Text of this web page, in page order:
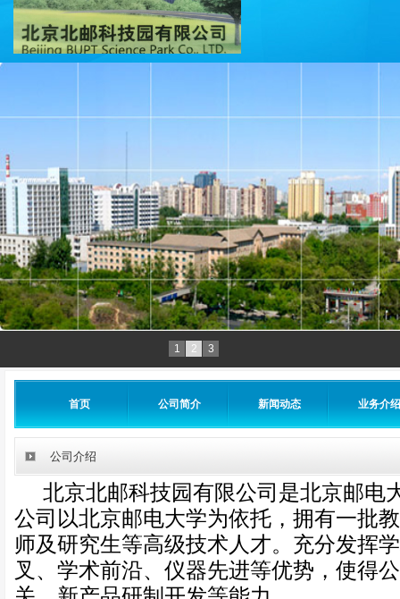
1 2 3
首页 公司简介 新闻动态 业务介绍
公司介绍
北京北邮科技园有限公司是北京邮电
公司以北京邮电大学为依托，拥有一批
师及研究生等高级技术人才。充分发挥
叉、学术前沿、仪器先进等优势，使得